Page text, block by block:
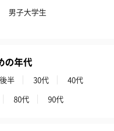
男子大学生
の年代
半 30代
40代
80代 90代